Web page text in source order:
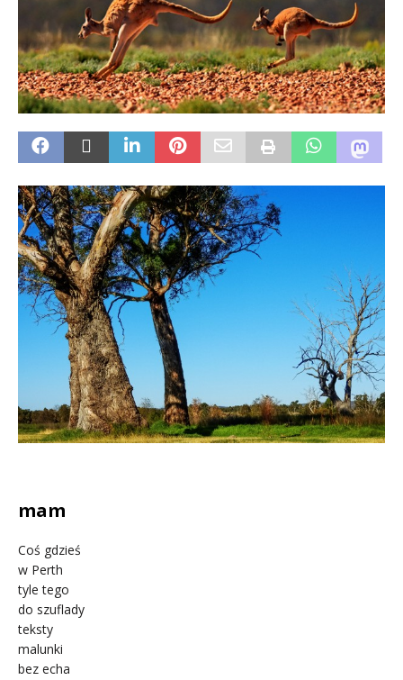
mam
Coś gdzieś
w Perth
tyle tego
do szuflady
teksty
malunki
bez echa